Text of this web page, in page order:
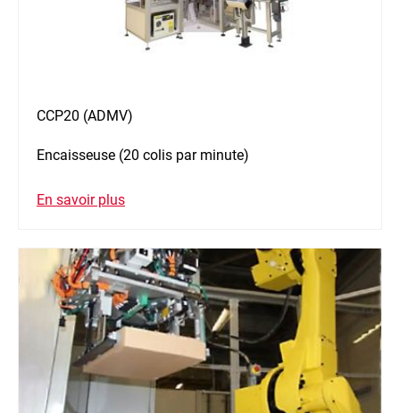
CCP20 (ADMV)
Encaisseuse (20 colis par minute)
En savoir plus